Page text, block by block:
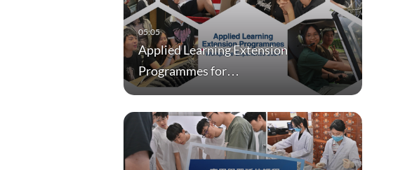
Applied Learning Extension
Programmes for…